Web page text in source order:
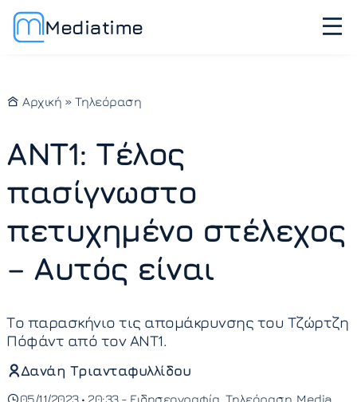
Mediatime
Αρχική » Τηλεόραση
ANT1: Τέλος
πασίγνωστο
πετυχημένο στέλεχος
– Αυτός είναι
Το παρασκήνιο τις απομάκρυνσης του Τζώρτζη
Πόφάντ από τον ΑΝΤ1.
Δανάη Τριανταφυλλίδου
05/11/2023 • 20:33 - Ειδησεογραφία Τηλεόραση Media